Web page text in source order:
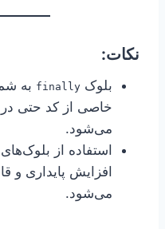
نکات:
بلوک finally به
خاصی از کد حتی
می‌شود.
استفاده از بلوک‌های
افزایش پایداری و
می‌شود.